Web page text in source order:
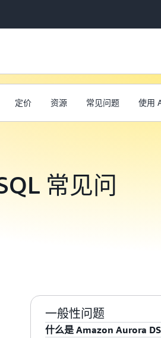
定价 资源 常见问题 使用
常见问
一般性问题
什么是 Amazon Aurora